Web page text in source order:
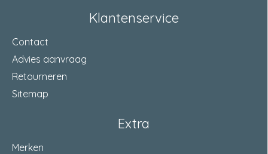
Klantenservice
Contact
Advies aanvraag
Retourneren
Sitemap
Extra
Merken